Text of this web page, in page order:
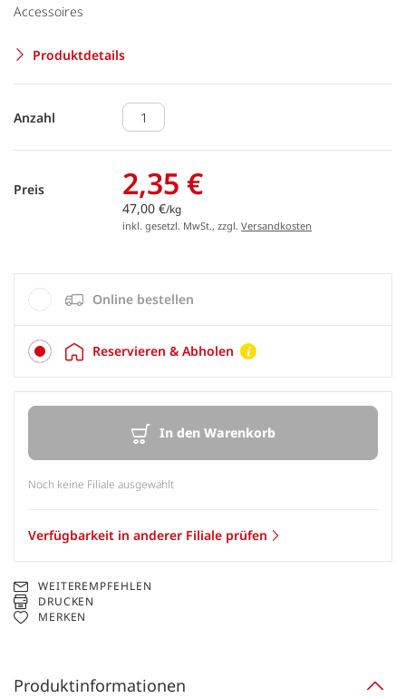
Accessoires
Produktdetails
Anzahl
Preis 2,35 €
47,00 €/kg
inkl. gesetzl. MwSt., zzgl. Versandkosten
Online bestellen
Reservieren & Abholen
In den Warenkorb
Noch keine Filiale ausgewählt
Verfügbarkeit in anderer Filiale prüfen
WEITEREMPFEHLEN
DRUCKEN
MERKEN
Produktinformationen